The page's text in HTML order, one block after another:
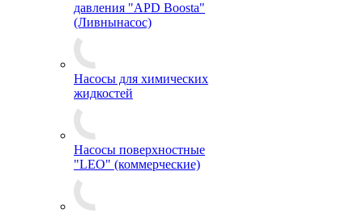
давления "APD Boosta"
(Ливнынасос)
Насосы для химических
жидкостей
Насосы поверхностные
"LEO" (коммерческие)